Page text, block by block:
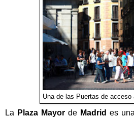
Una de las Puertas de acceso
La Plaza Mayor de Madrid es